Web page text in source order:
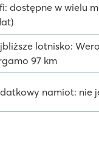
dostępne w wielu
lotnisko:
97 km
namiot: nie